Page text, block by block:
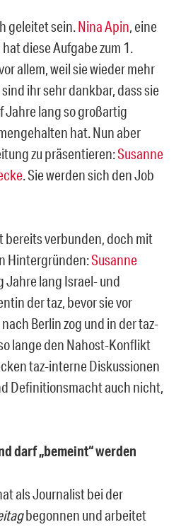
geleitet sein.Nina Apin, eine
diese Aufgabe zum 1.
allem, weil sie wieder mehr
ihr sehr dankbar, dass sie
Jahre lang so großartig
hat. Nun aber
zu präsentieren:Susanne
. Sie werden sich den Job
bereits verbunden, doch mit
Hintergründen:Susanne
Jahre lang Israel- und
der taz, bevor sie vor
Berlin zog und in der taz-
lange den Nahost-Konflikt
taz-interne Diskussionen
Definitionsmacht auch nicht,
darf „bemeint“ werden
als Journalist bei der
begonnen und arbeitet